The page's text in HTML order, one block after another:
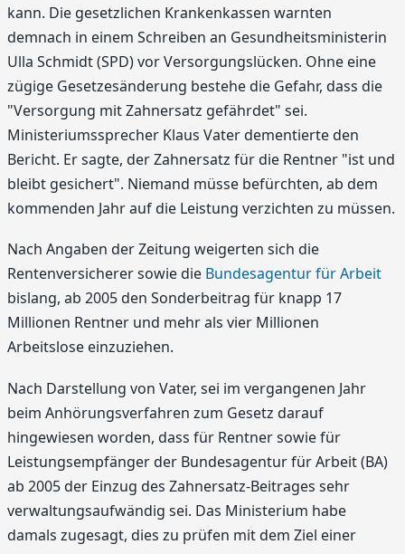
kann. Die gesetzlichen Krankenkassen warnten
demnach in einem Schreiben an Gesundheitsministerin
Ulla Schmidt (SPD) vor Versorgungslücken. Ohne eine
zügige Gesetzesänderung bestehe die Gefahr, dass die
"Versorgung mit Zahnersatz gefährdet" sei.
Ministeriumssprecher Klaus Vater dementierte den
Bericht. Er sagte, der Zahnersatz für die Rentner "ist und
bleibt gesichert". Niemand müsse befürchten, ab dem
kommenden Jahr auf die Leistung verzichten zu müssen.
Nach Angaben der Zeitung weigerten sich die
Rentenversicherer sowie die Bundesagentur für Arbeit
bislang, ab 2005 den Sonderbeitrag für knapp 17
Millionen Rentner und mehr als vier Millionen
Arbeitslose einzuziehen.
Nach Darstellung von Vater, sei im vergangenen Jahr
beim Anhörungsverfahren zum Gesetz darauf
hingewiesen worden, dass für Rentner sowie für
Leistungsempfänger der Bundesagentur für Arbeit (BA)
ab 2005 der Einzug des Zahnersatz-Beitrages sehr
verwaltungsaufwändig sei. Das Ministerium habe
damals zugesagt, dies zu prüfen mit dem Ziel einer